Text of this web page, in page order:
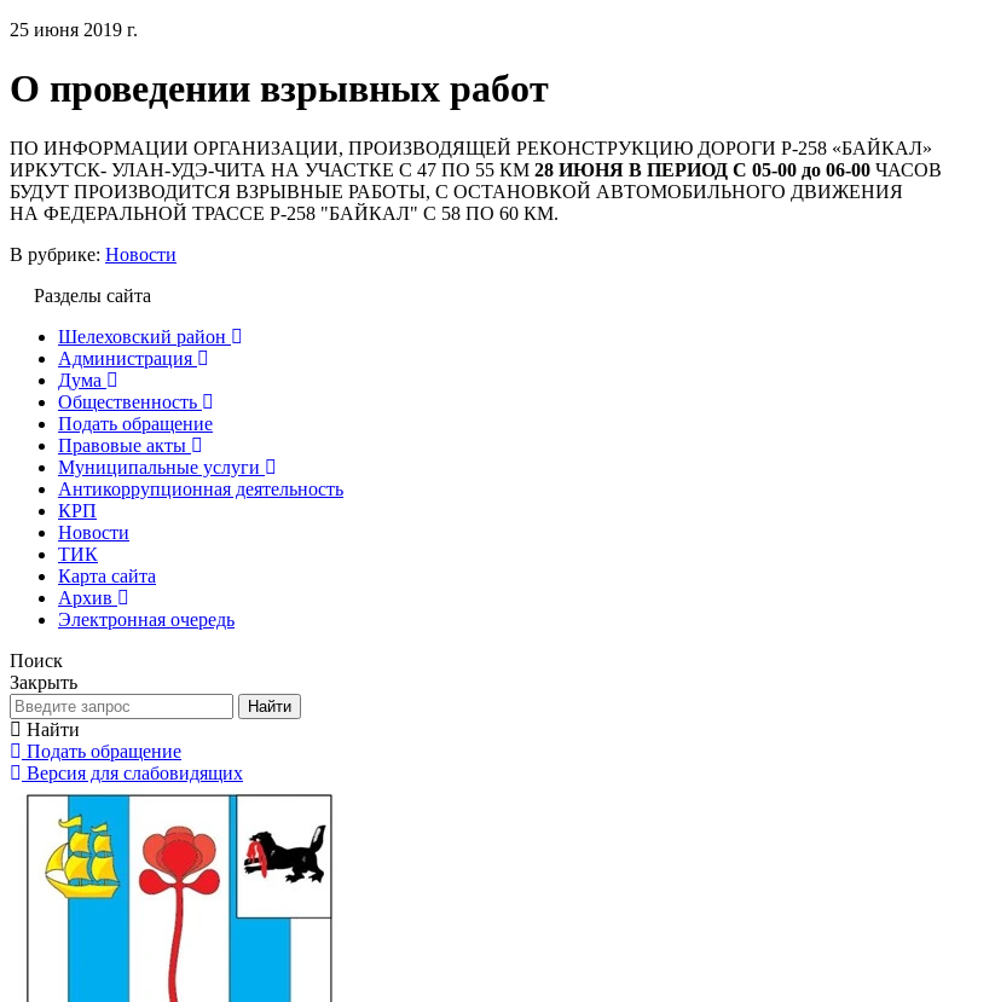
25 июня 2019 г.
О проведении взрывных работ
ПО ИНФОРМАЦИИ ОРГАНИЗАЦИИ, ПРОИЗВОДЯЩЕЙ РЕКОНСТРУКЦИЮ ДОРОГИ Р-258 «БАЙКАЛ»
ИРКУТСК- УЛАН-УДЭ-ЧИТА НА УЧАСТКЕ С 47 ПО 55 КМ 28 ИЮНЯ В ПЕРИОД С 05-00 до 06-00 ЧАСОВ
БУДУТ ПРОИЗВОДИТСЯ ВЗРЫВНЫЕ РАБОТЫ, С ОСТАНОВКОЙ АВТОМОБИЛЬНОГО ДВИЖЕНИЯ
НА ФЕДЕРАЛЬНОЙ ТРАССЕ Р-258 "БАЙКАЛ" С 58 ПО 60 КМ.
В рубрике: Новости
Разделы сайта
Шелеховский район
Администрация
Дума
Общественность
Подать обращение
Правовые акты
Муниципальные услуги
Антикоррупционная деятельность
КРП
Новости
ТИК
Карта сайта
Архив
Электронная очередь
Поиск
Закрыть
Найти
Найти
Подать обращение
Версия для слабовидящих